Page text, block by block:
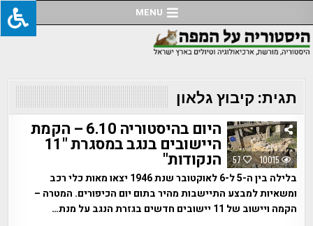
to
content
MENU
תגית:קיבוץ גלאון
57 10015
היום בהיסטוריה 6.10 – הקמת
היישובים בנגב במסגרת "11
הנקודות"
בלילה בין ה-5 ל-6 לאוקטובר שנת 1946 יצאו מאות כלי רכב
ומשאיות למבצע התיישבות מהיר בתום יום הכיפורים. המטרה –
הקמה ויישוב של 11 יישובים חדשים בגזרת הנגב על מנת…